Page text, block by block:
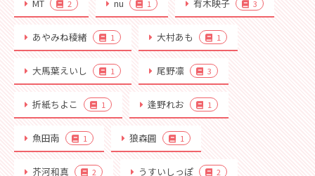
MT 2 nu 1 有木映子 3
あやみね稜緒 1 大村あも 1
大馬葉えいし 1 尾野凛 3
折紙ちよこ 1 逢野れお 1
魚田南 1 狼森圓 1
芥河和真 2 うすいしっぽ 2